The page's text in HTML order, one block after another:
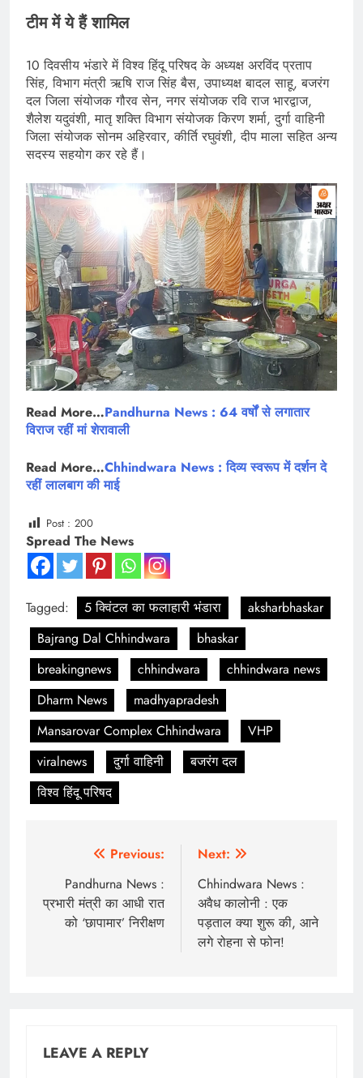
टीम में ये हैं शामिल
10 दिवसीय भंडारे में विश्व हिंदू परिषद के अध्यक्ष अरविंद प्रताप
सिंह, विभाग मंत्री ऋषि राज सिंह बैस, उपाध्यक्ष बादल साहू, बजरंग
दल जिला संयोजक गौरव सेन, नगर संयोजक रवि राज भारद्वाज,
शैलेश यदुवंशी, मातृ शक्ति विभाग संयोजक किरण शर्मा, दुर्गा वाहिनी
जिला संयोजक सोनम अहिरवार, कीर्ति रघुवंशी, दीप माला सहित अन्य
सदस्य सहयोग कर रहे हैं।
Read More…Pandhurna News : 64 वर्षों से लगातार
विराज रहीं मां शेरावाली
Read More…Chhindwara News : दिव्य स्वरूप में दर्शन दे
रहीं लालबाग की माई
Post : 200
Spread The News
Tagged: 5 क्विंटल का फलाहारी भंडारा
aksharbhaskar
Bajrang Dal Chhindwara
bhaskar
breakingnews
chhindwara
chhindwara news
Dharm News
madhyapradesh
Mansarovar Complex Chhindwara
VHP
viralnews
दुर्गा वाहिनी
बजरंग दल
विश्व हिंदू परिषद
navigation
Previous:
Pandhurna News :
प्रभारी मंत्री का आधी रात
को ‘छापामार’ निरीक्षण
Next:
Chhindwara News :
अवैध कालोनी : एक
पड़ताल क्या शुरू की, आने
लगे रोहना से फोन!
LEAVE A REPLY